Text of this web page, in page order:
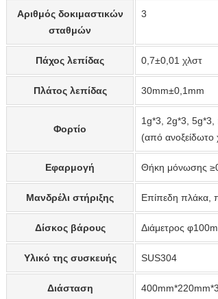
Αριθμός δοκιμαστικών
σταθμών
3
Πάχος λεπίδας 0,7±0,01 χλστ
Πλάτος λεπίδας 30mm±0,1mm
Φορτίο
1g*3, 2g*3,
(από ανοξείδωτο
Εφαρμογή Θήκη μόνωσης
Μανδρέλι στήριξης Επίπεδη πλάκα,
Δίσκος βάρους Διάμετρος
Υλικό της συσκευής SUS304
Διάσταση